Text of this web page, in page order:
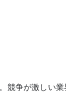
競争が激しい業